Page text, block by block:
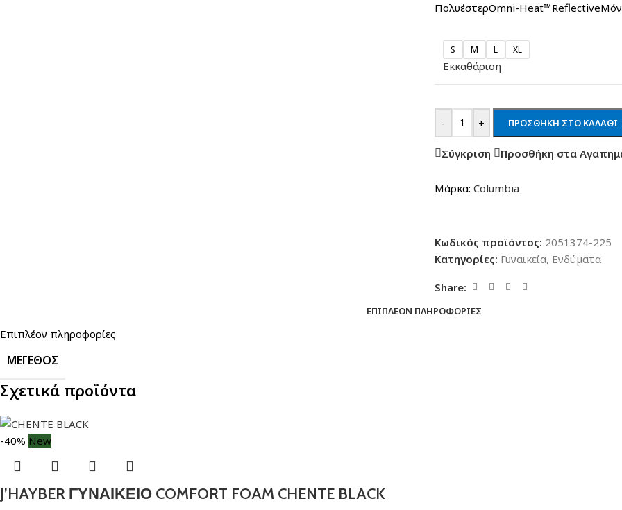
ΠολυέστερOmni-
S M L XL
Εκκαθάριση
- + ΠΡΟΣΘΉΚΗ ΣΤΟ ΚΑΛΆΘΙ
Σύγκριση Προσθήκη στα
Μάρκα: Columbia
Κωδικός προϊόντος: 2051374-225
Κατηγορίες: Γυναικεία, Ενδύματα
Share:
ΕΠΙΠΛΈΟΝ ΠΛΗΡΟΦΟΡΊΕΣ
Επιπλέον πληροφορίες
ΜΈΓΕΘΟΣ
Σχετικά προϊόντα
-40% New
J’HAYBER ΓΥΝΑΙΚΕΙΟ COMFORT FOAM CHENTE BLACK